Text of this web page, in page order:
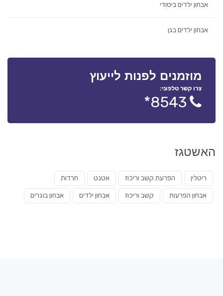
אבחון ילדים ביסודי
אבחון ילדים בגן
מוזמנים לפנות לייעוץ
צרו קשר טלפוני:
8543*
האשטגז
ריטלין הפרעת קשב וריכוז אטנט חרדות
אבחון הפרעות קשב וריכוז אבחון ילדים אבחון בוגרים